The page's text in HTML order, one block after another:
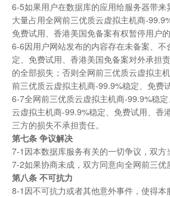
6-5如果用户在数据库的应用给服务器带
大量占用全网前三优质云虚拟主机商-
免费试用、香港美国免备案有权暂停用户
6-6因用户网站发布的内容存在未备案、
定、免费试用、香港美国免备案对外承担
的全部损失；否则全网前三优质云虚拟主
前三优质云虚拟主机商-99.9%稳定、免费
6-7全网前三优质云虚拟主机商-99.9%稳
云虚拟主机商-99.9%稳定、免费试用、香
三方的损失不承担责任。
第七条 争议解决
7-1因本数据库服务有关的一切争议，双
7-2如果协商未成，双方同意向全网前三
第八条 不可抗力
8-1因不可抗力或者其他意外事件，使得